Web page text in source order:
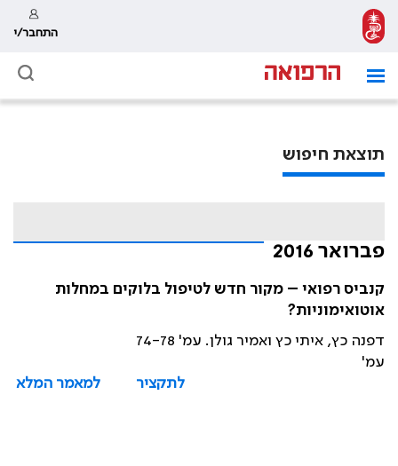
התחבר/י
תוצאת חיפוש
פברואר 2016
קנביס רפואי – מקור חדש לטיפול בלוקים במחלות
אוטואימוניות?
דפנה כץ, איתי כץ ואמיר גולן. עמ' 74-78
עמ'
לתקציר
למאמר המלא